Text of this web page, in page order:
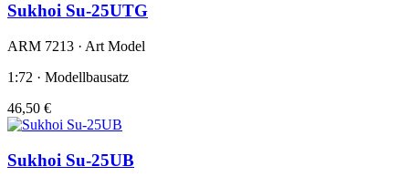
Sukhoi Su-25UTG
ARM 7213 · Art Model
1:72 · Modellbausatz
46,50 €
Sukhoi Su-25UB